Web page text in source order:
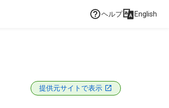
ヘルプ English
提供元サイトで表示